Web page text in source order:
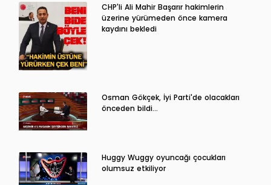
CHP'li Ali Mahir Başarır hakimlerin
üzerine yürümeden önce kamera
kaydını bekledi
Osman Gökçek, İyi Parti'de olacakları
önceden bildi...
Huggy Wuggy oyuncağı çocukları
olumsuz etkiliyor